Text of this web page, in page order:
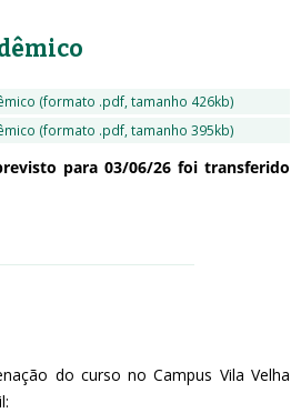
(formato .pdf, tamanho 426kb)
(formato .pdf, tamanho 395kb)
para 03/06/26 foi transferido
do curso no Campus Vila Velha